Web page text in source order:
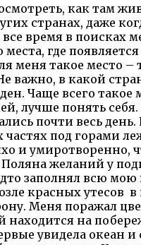
как там
странах, даже
время в поисках
где
меня такое место
в какой
Чаще всего
лучше понять
почти весь
под горами
и умиротворенно,
желаний у
заполнял всю
красных
Меня поражал
находится на
увидела океан